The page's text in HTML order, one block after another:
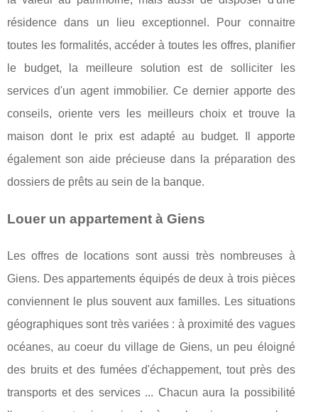
résidence dans un lieu exceptionnel. Pour connaitre
toutes les formalités, accéder à toutes les offres, planifier
le budget, la meilleure solution est de solliciter les
services d'un agent immobilier. Ce dernier apporte des
conseils, oriente vers les meilleurs choix et trouve la
maison dont le prix est adapté au budget. Il apporte
également son aide précieuse dans la préparation des
dossiers de prêts au sein de la banque.
Louer un appartement à Giens
Les offres de locations sont aussi très nombreuses à
Giens. Des appartements équipés de deux à trois pièces
conviennent le plus souvent aux familles. Les situations
géographiques sont très variées : à proximité des vagues
océanes, au coeur du village de Giens, un peu éloigné
des bruits et des fumées d'échappement, tout près des
transports et des services ... Chacun aura la possibilité